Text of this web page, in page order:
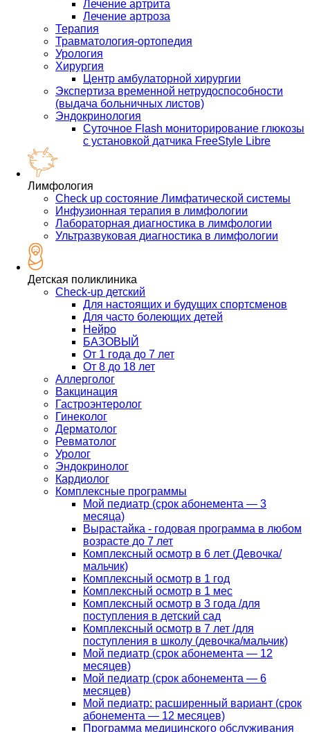
Лечение артрита
Лечение артроза
Терапия
Травматология-ортопедия
Урология
Хирургия
Центр амбулаторной хирургии
Экспертиза временной нетрудоспособности
(выдача больничных листов)
Эндокринология
Суточное Flash мониторирование глюкозы
с установкой датчика FreeStyle Libre
Лимфология
Check up состояние Лимфатической системы
Инфузионная терапия в лимфологии
Лабораторная диагностика в лимфологии
Ультразвуковая диагностика в лимфологии
Детская поликлиника
Check-up детский
Для настоящих и будущих спортсменов
Для часто болеющих детей
Нейро
БАЗОВЫЙ
От 1 года до 7 лет
От 8 до 18 лет
Аллерголог
Вакцинация
Гастроэнтеролог
Гинеколог
Дерматолог
Ревматолог
Уролог
Эндокринолог
Кардиолог
Комплексные программы
Мой педиатр (срок абонемента — 3
месяца)
Вырастайка - годовая программа в любом
возрасте до 7 лет
Комплексный осмотр в 6 лет (Девочка/
мальчик)
Комплексный осмотр в 1 год
Комплексный осмотр в 1 мес
Комплексный осмотр в 3 года /для
поступления в детский сад
Комплексный осмотр в 7 лет /для
поступления в школу (девочка/мальчик)
Мой педиатр (срок абонемента — 12
месяцев)
Мой педиатр (срок абонемента — 6
месяцев)
Мой педиатр: расширенный вариант (срок
абонемента — 12 месяцев)
Программа медицинского обслуживания